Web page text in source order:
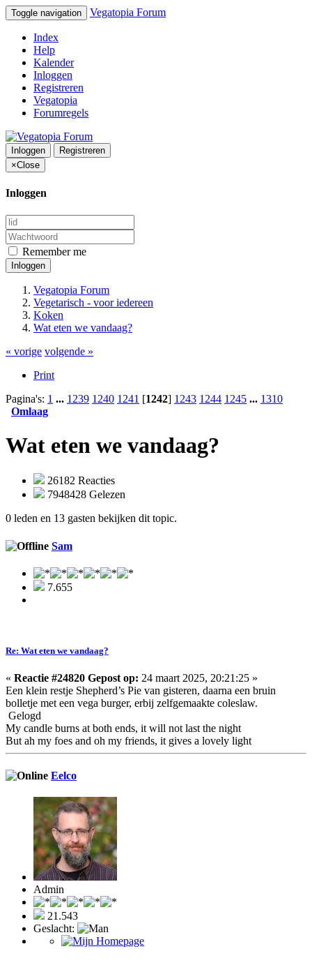
Toggle navigation Vegatopia Forum
Index
Help
Kalender
Inloggen
Registreren
Vegatopia
Forumregels
Inloggen
Registreren
×Close
Inloggen
Remember me
Inloggen
Vegatopia Forum
Vegetarisch - voor iedereen
Koken
Wat eten we vandaag?
« vorige volgende »
Print
Pagina's: 1 ... 1239 1240 1241 [1242] 1243 1244 1245 ... 1310
Omlaag
Wat eten we vandaag?
26182 Reacties
7948428 Gelezen
0 leden en 13 gasten bekijken dit topic.
Sam
7.655
Re: Wat eten we vandaag?
« Reactie #24820 Gepost op: 24 maart 2025, 20:21:25 »
Een klein restje Shepherd’s Pie van gisteren, daarna een bruin
bolletje met een vega burger, erbij zelfgemaakte coleslaw.
Gelogd
My candle burns at both ends, it will not last the night
But ah my foes and oh my friends, it gives a lovely light
Eelco
Admin
21.543
Geslacht: